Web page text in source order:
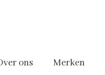
ons Merken